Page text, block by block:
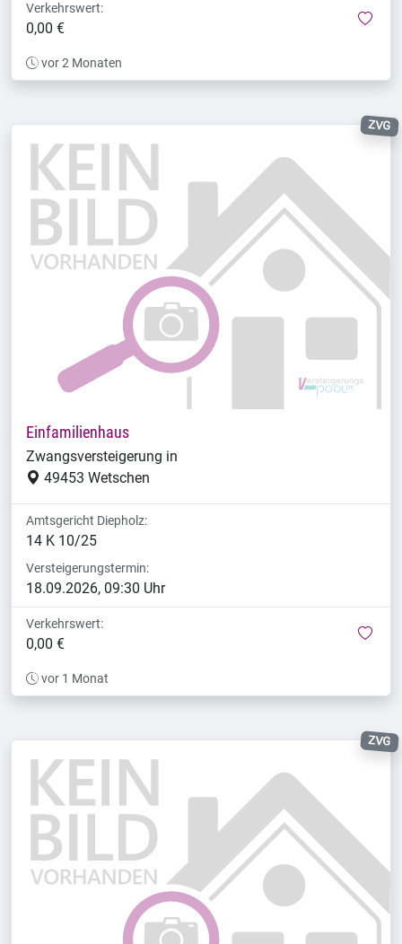
Verkehrswert:
0,00 €
vor 2 Monaten
ZVG
Einfamilienhaus
Zwangsversteigerung in
49453 Wetschen
Amtsgericht Diepholz:
14 K 10/25
Versteigerungstermin:
18.09.2026, 09:30 Uhr
Verkehrswert:
0,00 €
vor 1 Monat
ZVG